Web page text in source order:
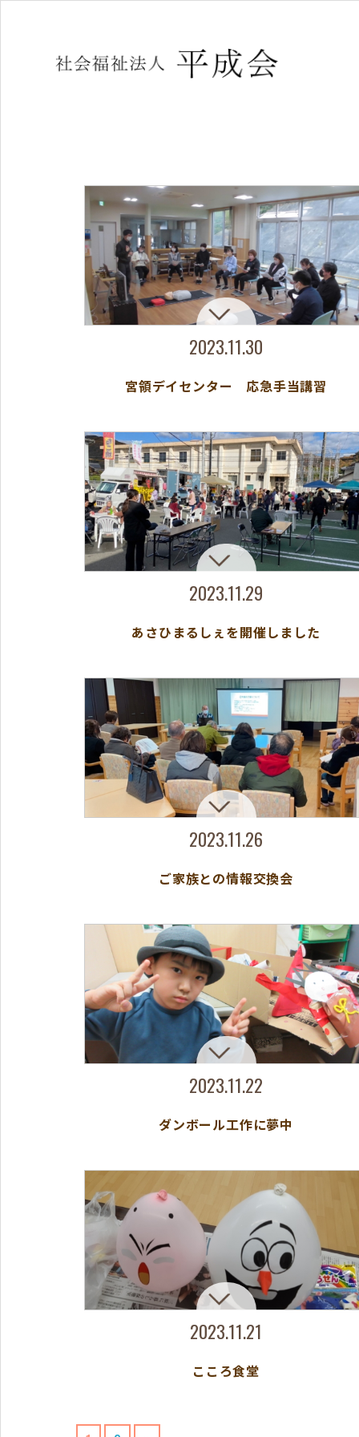
2023.11.30
宮領デイセンター 応急手当講習
2023.11.29
あさひまるしぇを開催しました
2023.11.26
ご家族との情報交換会
2023.11.22
ダンボール工作に夢中
2023.11.21
こころ食堂